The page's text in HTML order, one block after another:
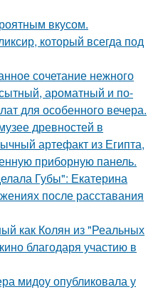
вкусом.
который всегда под
сочетание нежного
ароматный и по-
для особенного вечера.
древностей в
артефакт из Египта,
приборную панель.
Губы": Екатерина
после расставания
как Колян из "Реальных
благодаря участию в
мидоу опубликовала у